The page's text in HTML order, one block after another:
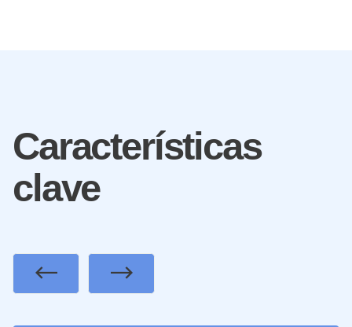
Características
clave
PreviousNext